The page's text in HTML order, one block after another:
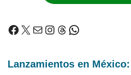
Lanzamientos en México: